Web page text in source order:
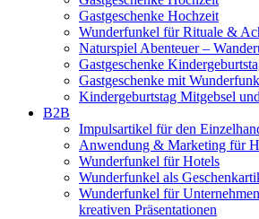
Gastgeschenke Hochzeit
Wunderfunkel für Rituale &
Naturspiel Abenteuer –
Gastgeschenke
Gastgeschenke mit
Kindergeburtstag Mitgebsel
B2B
Impulsartikel für den
Anwendung & Marketing für
Wunderfunkel für Hotels
Wunderfunkel als
Wunderfunkel für
kreativen Präsentationen